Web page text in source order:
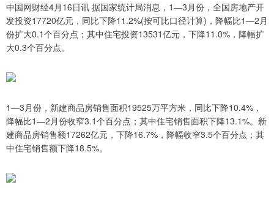
中国网财经4月16日讯 据国家统计局消息，1—3月份，全国房地产开
发投资17720亿元，同比下降11.2%(按可比口径计算)，降幅比1—2月
份扩大0.1个百分点；其中住宅投资13531亿元，下降11.0%，降幅扩
大0.3个百分点。
1—3月份，新建商品房销售面积19525万平方米，同比下降10.4%，
降幅比1—2月份收窄3.1个百分点；其中住宅销售面积下降13.1%。新
建商品房销售额17262亿元，下降16.7%，降幅收窄3.5个百分点；其
中住宅销售额下降18.5%。